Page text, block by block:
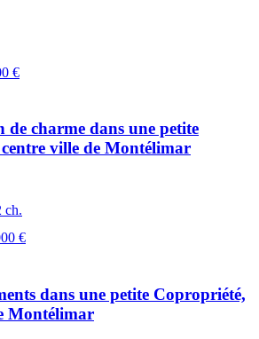
€
charme dans une petite
ville de Montélimar
ch.
€
dans une petite Copropriété,
Montélimar